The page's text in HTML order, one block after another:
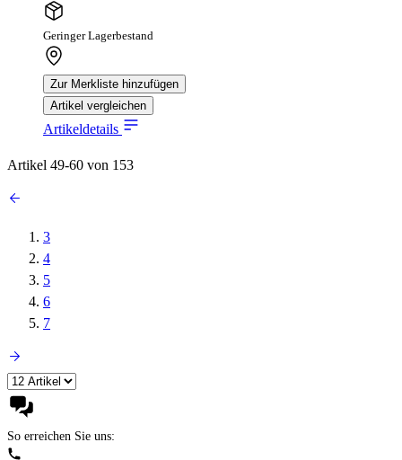
Geringer Lagerbestand
Zur Merkliste hinzufügen
Artikel vergleichen
Artikeldetails
Artikel 49-60 von 153
3
4
5
6
7
So erreichen Sie uns: